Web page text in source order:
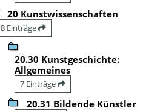
20 Kunstwissenschaften
8 Einträge
20.30 Kunstgeschichte:
Allgemeines
7 Einträge
20.31 Bildende Künstler